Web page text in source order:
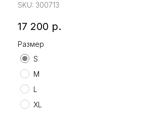
SKU: 300713
17 200 р.
Размер
S
M
L
XL